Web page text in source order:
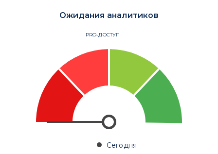
Ожидания аналитиков
PRO-ДОСТУП
Сегодня